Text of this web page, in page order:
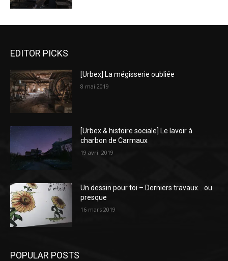
EDITOR PICKS
[Urbex] La mégisserie oubliée
8 mai 2019
[Urbex & histoire sociale] Le lavoir à
charbon de Carmaux
19 avril 2019
Un dessin pour toi – Derniers travaux… ou
presque
16 mars 2019
POPULAR POSTS